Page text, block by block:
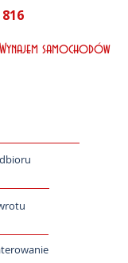
Wynajem samochodów